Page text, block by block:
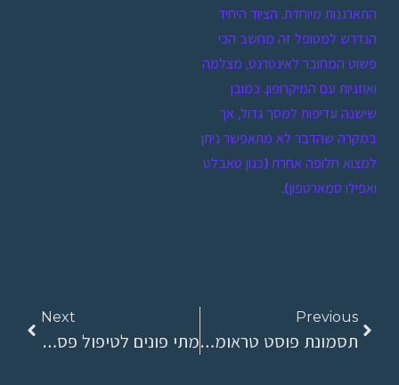
התארגנות מיוחדת. הציוד היחיד
הנדרש למטופל זה מחשב הכי
פשוט המחובר לאינטרנט, מצלמה
ואוזניות עם המיקרופון. כמובן
שישנה עדיפות למסך גדול, אך
במקרה שהדבר לא מתאפשר ניתן
למצוא חלופה אחרת (כגון טאבלט
ואפילו סמארטפון).
Previous
תסמונת פוסט טראומטית עלולה לגרום להשמנה
Next
מתי פונים לטיפול פסיכולוגי?